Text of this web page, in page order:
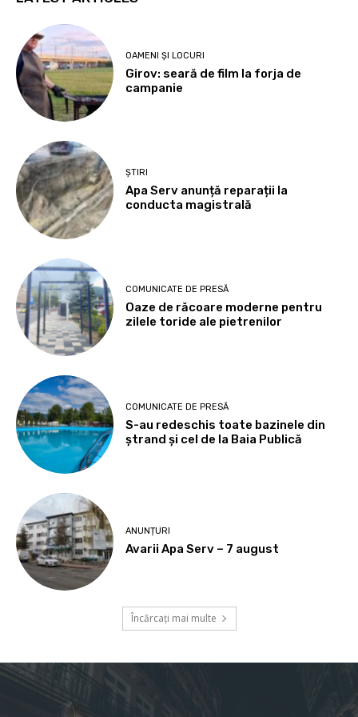
OAMENI ȘI LOCURI
Girov: seară de film la forja de
campanie
ȘTIRI
Apa Serv anunță reparații la
conducta magistrală
COMUNICATE DE PRESĂ
Oaze de răcoare moderne pentru
zilele toride ale pietrenilor
COMUNICATE DE PRESĂ
S-au redeschis toate bazinele din
ștrand și cel de la Baia Publică
ANUNȚURI
Avarii Apa Serv – 7 august
Încărcați mai multe